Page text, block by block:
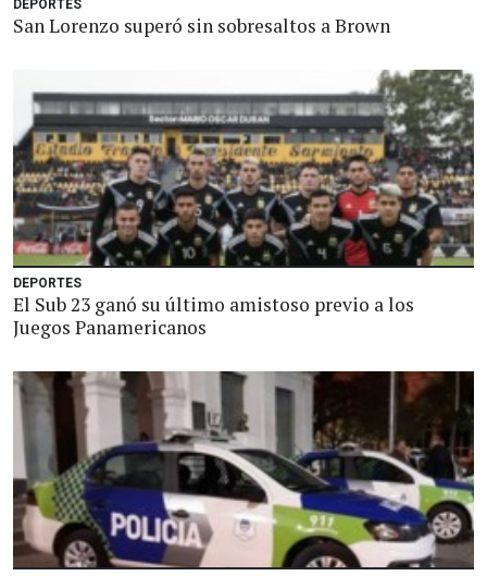
DEPORTES
San Lorenzo superó sin sobresaltos a Brown
DEPORTES
El Sub 23 ganó su último amistoso previo a los
Juegos Panamericanos